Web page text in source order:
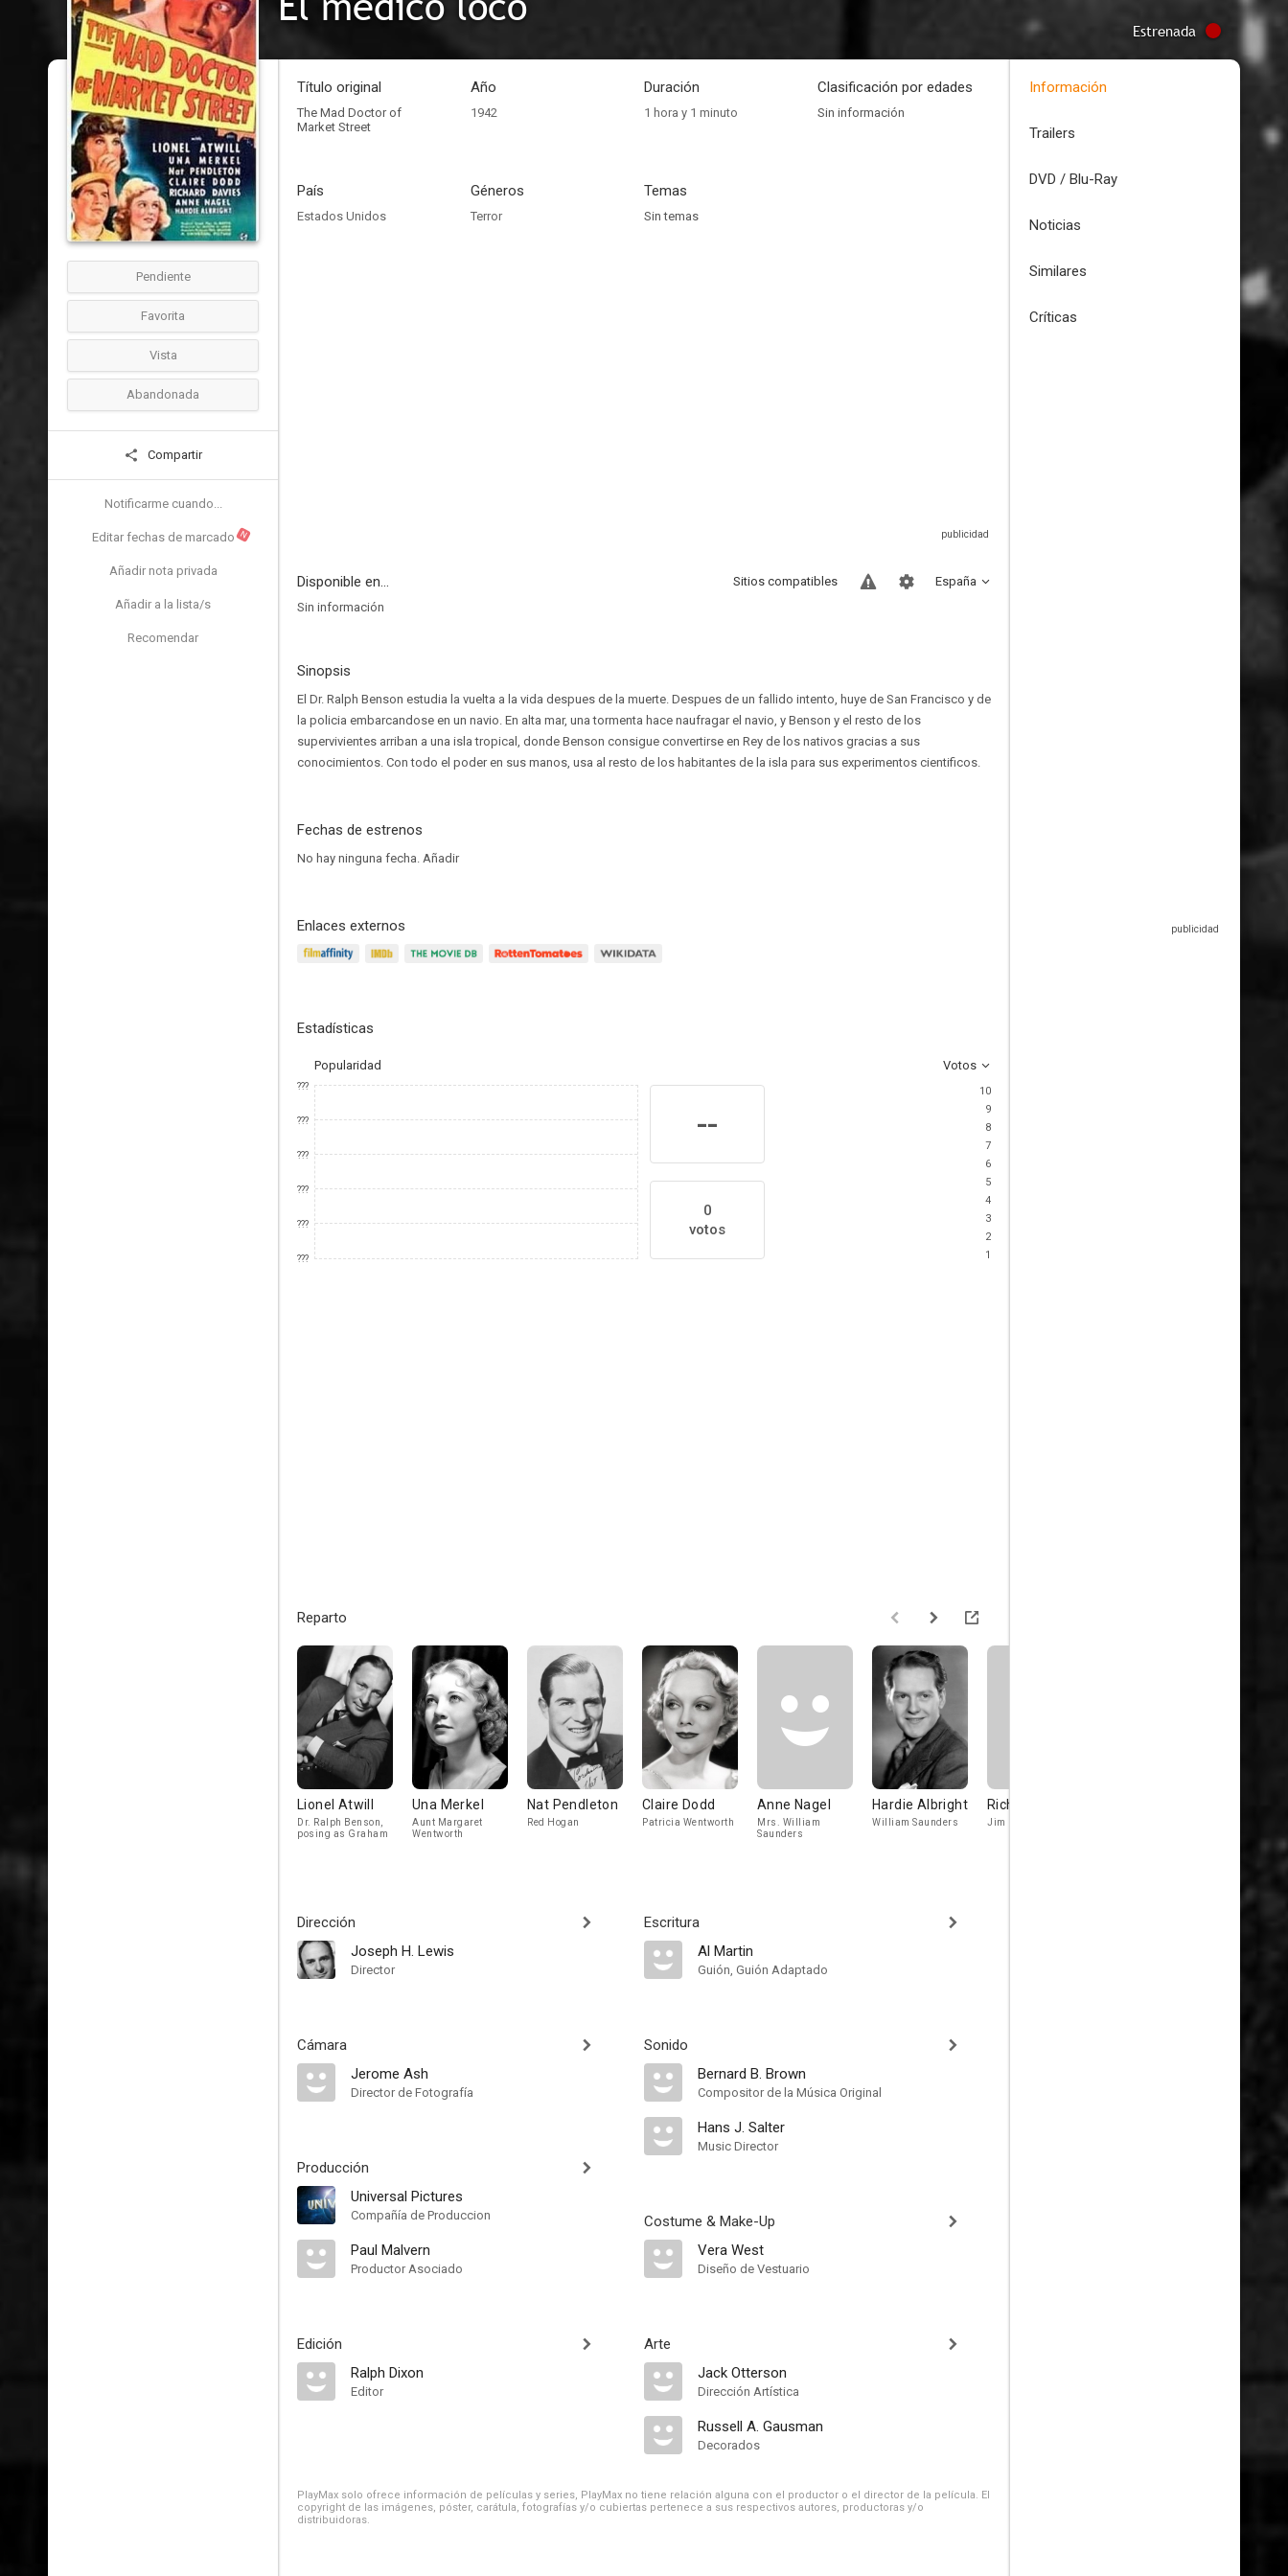
Estrenada
Pendiente
Favorita
Vista
Abandonada
Compartir
Notificarme cuando...
Editar fechas de marcado N
Añadir nota privada
Añadir a la lista/s
Recomendar
Título original
The Mad Doctor of
Market Street
Año
1942
Duración
1 hora y 1 minuto
Clasificación por edades
Sin información
País
Estados Unidos
Géneros
Terror
Temas
Sin temas
Disponible en... España
Sitios compatibles
Sin información
Sinopsis
El Dr. Ralph Benson estudia la vuelta a la vida despues de la muerte. Despues de un fallido intento, huye de San Francisco y de
la policia embarcandose en un navio. En alta mar, una tormenta hace naufragar el navio, y Benson y el resto de los
supervivientes arriban a una isla tropical, donde Benson consigue convertirse en Rey de los nativos gracias a sus
conocimientos. Con todo el poder en sus manos, usa al resto de los habitantes de la isla para sus experimentos cientificos.
Fechas de estrenos
No hay ninguna fecha. Añadir
Enlaces externos
Estadísticas
Popularidad Votos
???
???
???
???
???
???
--
0
votos
10
9
8
7
6
5
4
3
2
1
Reparto
Lionel Atwill
Dr. Ralph Benson,
posing as Graham
Una Merkel
Aunt Margaret
Wentworth
Nat Pendleton
Red Hogan
Claire Dodd
Patricia Wentworth
Anne Nagel
Mrs. William
Saunders
Hardie Albright
William Saunders
Richard Davies
Jim
Dirección
Joseph H. Lewis
Director
Cámara
Jerome Ash
Director de Fotografía
Producción
Universal Pictures
Compañía de Produccion
Paul Malvern
Productor Asociado
Edición
Ralph Dixon
Editor
Escritura
Al Martin
Guión, Guión Adaptado
Sonido
Bernard B. Brown
Compositor de la Música Original
Hans J. Salter
Music Director
Costume & Make-Up
Vera West
Diseño de Vestuario
Arte
Jack Otterson
Dirección Artística
Russell A. Gausman
Decorados
PlayMax solo ofrece información de películas y series, PlayMax no tiene relación alguna con el productor o el director de la película. El
copyright de las imágenes, póster, carátula, fotografías y/o cubiertas pertenece a sus respectivos autores, productoras y/o
distribuidoras.
Información
Trailers
DVD / Blu-Ray
Noticias
Similares
Críticas